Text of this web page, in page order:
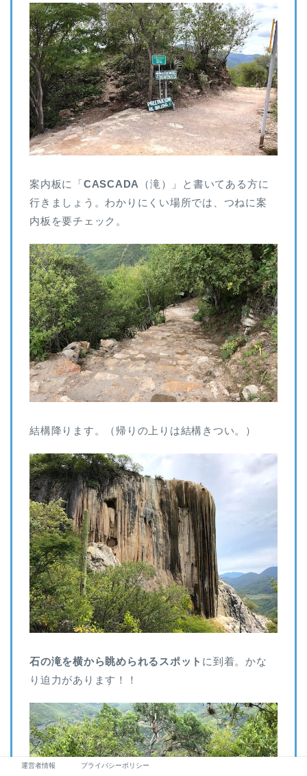
案内板に「CASCADA
（滝）」と書いてある方に
行きましょう。わかりにくい場所では、つねに案
内板を要チェック。
結構降ります。（帰りの上りは結構きつい。）
石の滝を横から眺められるスポット に到着。かな
り迫力があります！！
運営者情報 プライバシーポリシー